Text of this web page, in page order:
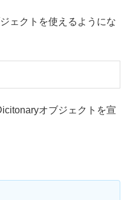
ェクトを使えるようにな
オブジェクトを宣